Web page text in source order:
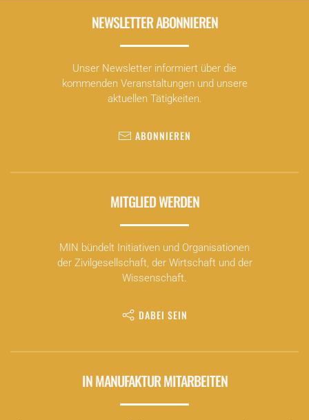
NEWSLETTER ABONNIEREN
Unser Newsletter informiert über die
kommenden Veranstaltungen und unsere
aktuellen Tätigkeiten.
ABONNIEREN
MITGLIED WERDEN
MIN bündelt Initiativen und Organisationen
der Zivilgesellschaft, der Wirtschaft und der
Wissenschaft.
DABEI SEIN
IN MANUFAKTUR MITARBEITEN